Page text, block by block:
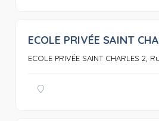
ECOLE PRIVÉE SAINT
ECOLE PRIVÉE SAINT CHARLES 2,